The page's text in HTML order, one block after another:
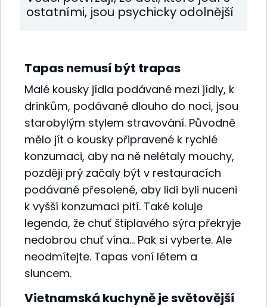
ostatními, jsou psychicky odolnější
Tapas nemusí být trapas
Malé kousky jídla podávané mezi jídly, k
drinkům, podávané dlouho do noci, jsou
starobylým stylem stravování. Původně
mělo jít o kousky připravené k rychlé
konzumaci, aby na ně nelétaly mouchy,
později prý začaly být v restauracích
podávané přesolené, aby lidi byli nuceni
k vyšší konzumaci pití. Také koluje
legenda, že chuť štiplavého sýra překryje
nedobrou chuť vína… Pak si vyberte. Ale
neodmítejte. Tapas voní létem a
sluncem.
Vietnamská kuchyně je světovější